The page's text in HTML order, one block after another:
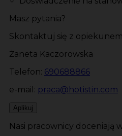
Masz pytania?
Skontaktuj się z
Żaneta Kaczorowska
Telefon: 690688866
e-mail: praca@hotistin.com
Aplikuj
Nasi pracownicy doceniają